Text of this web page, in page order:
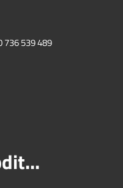
736 539 489